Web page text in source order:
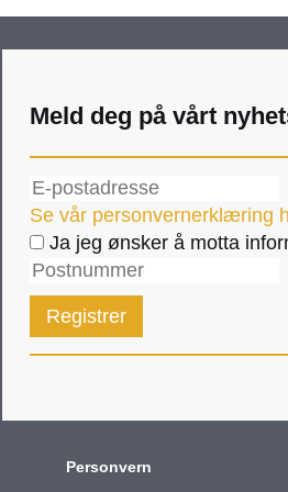
Meld deg på vårt
Se vår personvernerklæring
Ja jeg ønsker å motta
Personvern